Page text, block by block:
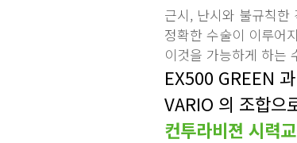
근시, 난시와 불규칙한
정확한 수술이 이루어
이것을 가능하게 하는
EX500 GREEN 과
VARIO 의 조합으
컨투라비젼 시력